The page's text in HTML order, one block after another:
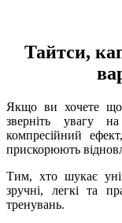
Тайтси,
Якщо ви хочете
зверніть увагу
компресійний
прискорюють
Тим, хто шукає
зручні, легкі та
тренувань.